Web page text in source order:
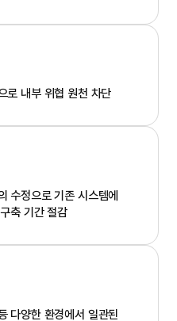
로 내부 위협 원천 차단
수정으로 기존 시스템에
축 기간 절감
다양한 환경에서 일관된